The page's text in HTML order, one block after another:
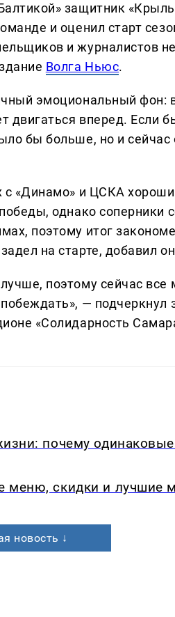
защитник
и оценил старт
и журналистов
Волга Ньюс.
эмоциональный фон:
двигаться вперед. Если
бы больше, но и сейчас
с «Динамо» и ЦСКА
однако соперники
поэтому итог
на старте, добавил
поэтому сейчас все
— подчеркнул
«Солидарность
почему
меню, скидки и лучшие
новость ↓